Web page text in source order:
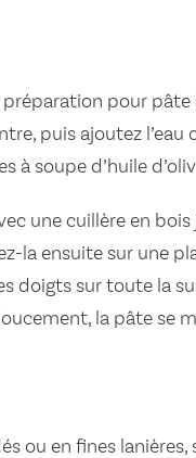
pour pâte
puis ajoutez l’eau
à soupe d’huile
une cuillère en bois
la ensuite sur une
doigts sur toute la
la pâte se
ou en fines lanières,